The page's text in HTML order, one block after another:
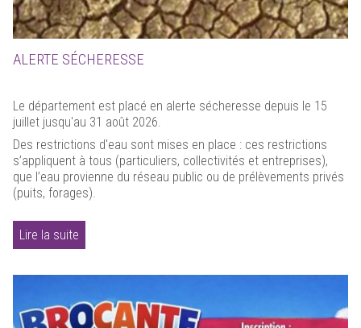
ALERTE SÉCHERESSE
Le département est placé en alerte sécheresse depuis le 15
juillet jusqu'au 31 août 2026.
Des restrictions d'eau sont mises en place : ces restrictions
s’appliquent à tous (particuliers, collectivités et entreprises),
que l’eau provienne du réseau public ou de prélèvements privés
(puits, forages).
Lire la suite